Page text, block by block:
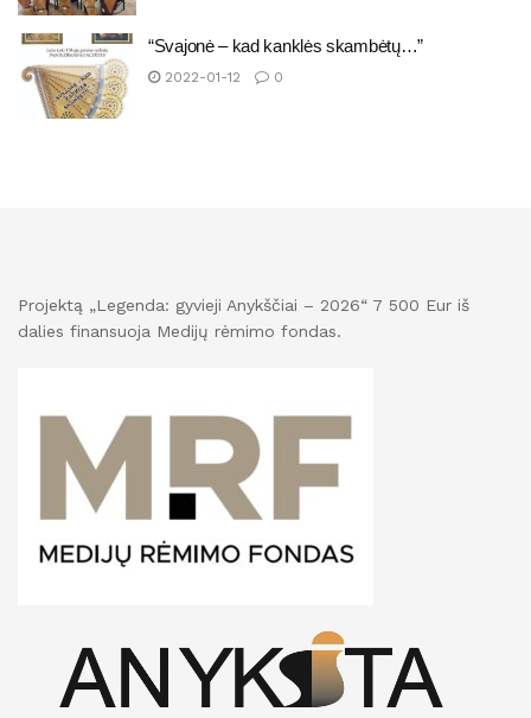
“Svajonė – kad kanklės skambėtų…”
2022-01-12 0
Projektą „Legenda: gyvieji Anykščiai – 2026“ 7 500 Eur iš
dalies finansuoja Medijų rėmimo fondas.